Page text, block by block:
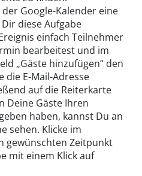
Google-Kalender eine
diese Aufgabe
einfach Teilnehmer
bearbeitest und im
„Gäste hinzufügen“ den
die E-Mail-Adresse
auf die Reiterkarte
Deine Gäste Ihren
haben, kannst Du an
sehen. Klicke im
gewünschten Zeitpunkt
mit einem Klick auf